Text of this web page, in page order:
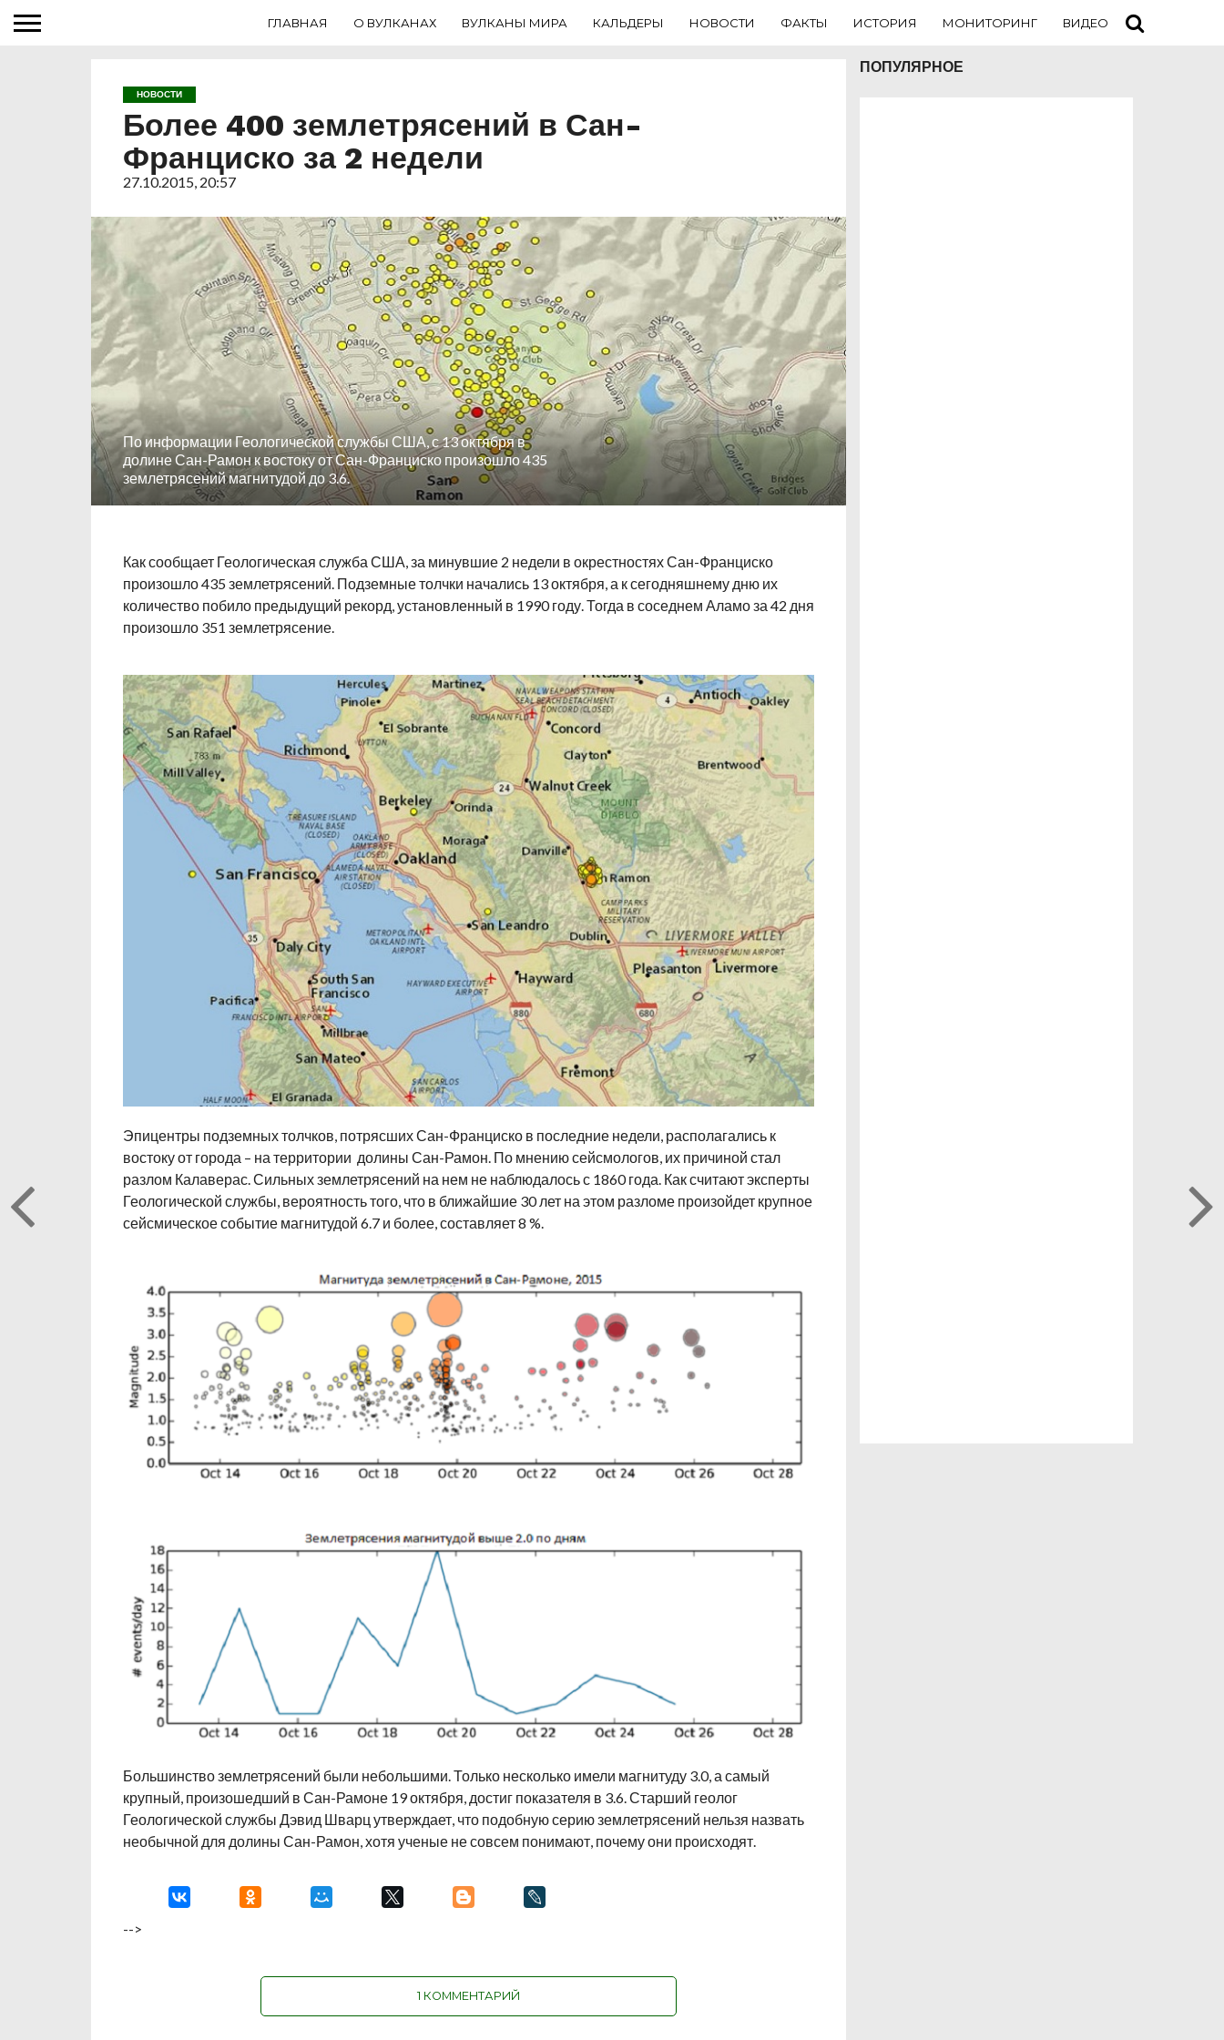
ГЛАВНАЯ О ВУЛКАНАХ ВУЛКАНЫ МИРА КАЛЬДЕРЫ НОВОСТИ ФАКТЫ ИСТОРИЯ МОНИТОРИНГ ВИДЕО ТУРИСТАМ
НОВОСТИ
Более 400 землетрясений в Сан-
Франциско за 2 недели
27.10.2015, 20:57
По информации Геологической службы США, с 13 октября в
долине Сан-Рамон к востоку от Сан-Франциско произошло 435
землетрясений магнитудой до 3.6.
Как сообщает Геологическая служба США, за минувшие 2 недели в окрестностях Сан-Франциско
произошло 435 землетрясений. Подземные толчки начались 13 октября, а к сегодняшнему дню их
количество побило предыдущий рекорд, установленный в 1990 году. Тогда в соседнем Аламо за 42 дня
произошло 351 землетрясение.
Эпицентры подземных толчков, потрясших Сан-Франциско в последние недели, располагались к
востоку от города – на территории долины Сан-Рамон. По мнению сейсмологов, их причиной стал
разлом Калаверас. Сильных землетрясений на нем не наблюдалось с 1860 года. Как считают эксперты
Геологической службы, вероятность того, что в ближайшие 30 лет на этом разломе произойдет крупное
сейсмическое событие магнитудой 6.7 и более, составляет 8 %.
Большинство землетрясений были небольшими. Только несколько имели магнитуду 3.0, а самый
крупный, произошедший в Сан-Рамоне 19 октября, достиг показателя в 3.6. Старший геолог
Геологической службы Дэвид Шварц утверждает, что подобную серию землетрясений нельзя назвать
необычной для долины Сан-Рамон, хотя ученые не совсем понимают, почему они происходят.
-->
1 КОММЕНТАРИЙ
ПОПУЛЯРНОЕ